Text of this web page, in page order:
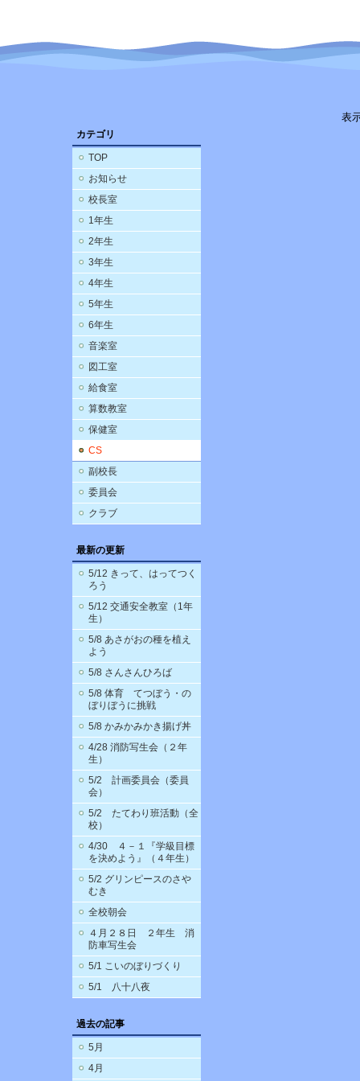
カテゴリ
TOP
お知らせ
校長室
1年生
2年生
3年生
4年生
5年生
6年生
音楽室
図工室
給食室
算数教室
保健室
CS
副校長
委員会
クラブ
最新の更新
5/12 きって、はってつく
ろう
5/12 交通安全教室（1年
生）
5/8 あさがおの種を植え
よう
5/8 さんさんひろば
5/8 体育 てつぼう・の
ぼりぼうに挑戦
5/8 かみかみかき揚げ丼
4/28 消防写生会（２年
生）
5/2 計画委員会（委員
会）
5/2 たてわり班活動（全
校）
4/30 ４－１『学級目標
を決めよう』（４年生）
5/2 グリンピースのさや
むき
全校朝会
４月２８日 ２年生 消
防車写生会
5/1 こいのぼりづくり
5/1 八十八夜
過去の記事
5月
4月
表